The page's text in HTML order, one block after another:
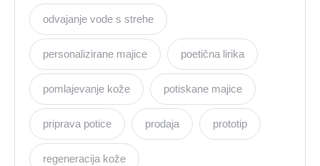
odvajanje vode s strehe
personalizirane majice poetična lirika
pomlajevanje kože potiskane majice
priprava potice prodaja prototip
regeneracija kože